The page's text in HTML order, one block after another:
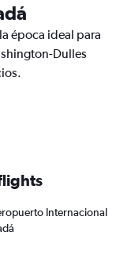
época ideal para
Dulles
Internacional